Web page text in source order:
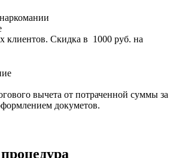
клиентов. Скидка в 1000 руб. на
вычета от потраченной суммы за
докуметов.
процедура